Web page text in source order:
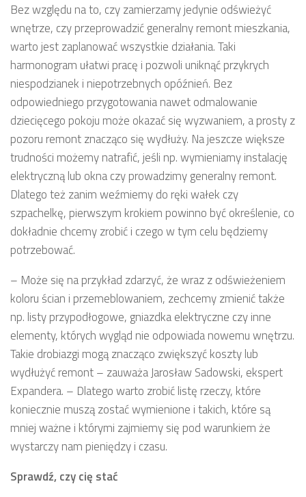
Bez względu na to, czy zamierzamy jedynie odświeżyć
wnętrze, czy przeprowadzić generalny remont mieszkania,
warto jest zaplanować wszystkie działania. Taki
harmonogram ułatwi pracę i pozwoli uniknąć przykrych
niespodzianek i niepotrzebnych opóźnień. Bez
odpowiedniego przygotowania nawet odmalowanie
dziecięcego pokoju może okazać się wyzwaniem, a prosty z
pozoru remont znacząco się wydłuży. Na jeszcze większe
trudności możemy natrafić, jeśli np. wymieniamy instalację
elektryczną lub okna czy prowadzimy generalny remont.
Dlatego też zanim weźmiemy do ręki wałek czy
szpachelkę, pierwszym krokiem powinno być określenie, co
dokładnie chcemy zrobić i czego w tym celu będziemy
potrzebować.
– Może się na przykład zdarzyć, że wraz z odświeżeniem
koloru ścian i przemeblowaniem, zechcemy zmienić także
np. listy przypodłogowe, gniazdka elektryczne czy inne
elementy, których wygląd nie odpowiada nowemu wnętrzu.
Takie drobiazgi mogą znacząco zwiększyć koszty lub
wydłużyć remont – zauważa Jarosław Sadowski, ekspert
Expandera. – Dlatego warto zrobić listę rzeczy, które
koniecznie muszą zostać wymienione i takich, które są
mniej ważne i którymi zajmiemy się pod warunkiem że
wystarczy nam pieniędzy i czasu.
Sprawdź, czy cię stać